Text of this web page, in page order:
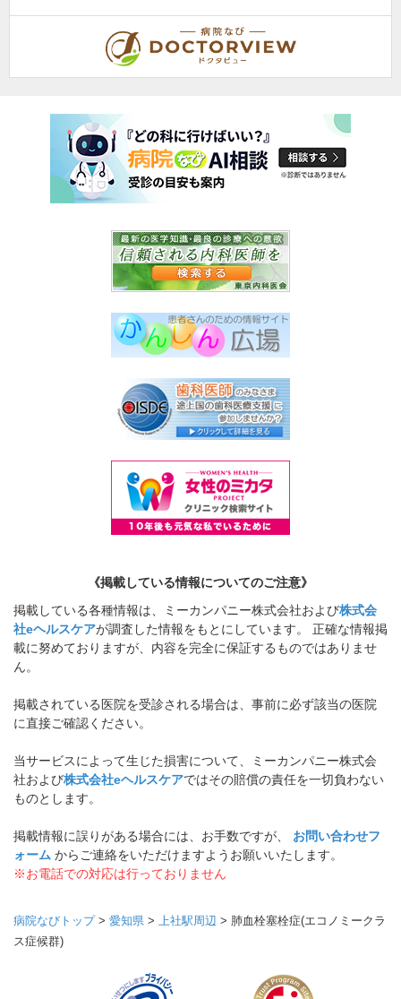
《掲載している情報についてのご注意》
掲載している各種情報は、ミーカンパニー株式会社および株式会
社eヘルスケアが調査した情報をもとにしています。 正確な情報掲
載に努めておりますが、内容を完全に保証するものではありませ
ん。
掲載されている医院を受診される場合は、事前に必ず該当の医院
に直接ご確認ください。
当サービスによって生じた損害について、ミーカンパニー株式会
社および株式会社eヘルスケアではその賠償の責任を一切負わない
ものとします。
掲載情報に誤りがある場合には、お手数ですが、 お問い合わせフ
ォーム からご連絡をいただけますようお願いいたします。
※お電話での対応は行っておりません
病院なびトップ> 愛知県 > 上社駅周辺 > 肺血栓塞栓症(エコノミークラ
ス症候群)